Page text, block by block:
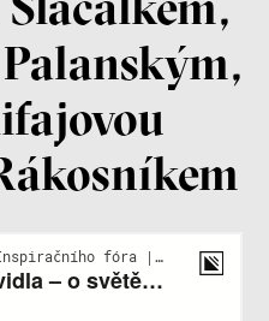
Miroslavem Palanským,
a Jakubem Rákosníkem
Ondřej Slačálek
Miroslav Palanský
Lucie Trlifajová
Kateřina Smejkalová
Jsem radikál – Kdo je víc?